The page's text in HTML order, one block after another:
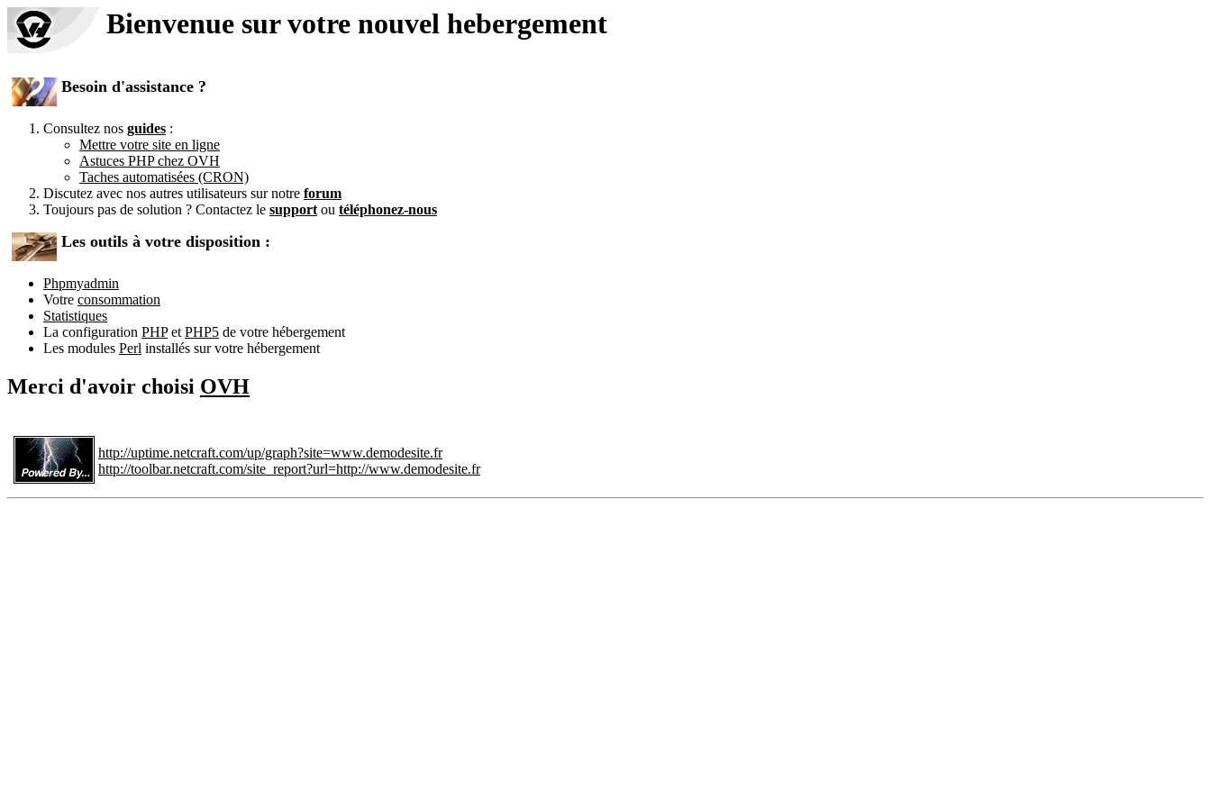
Bienvenue sur votre nouvel hebergement
Besoin d'assistance ?
Consultez nos guides :
Mettre votre site en ligne
Astuces PHP chez OVH
Taches automatisées (CRON)
Discutez avec nos autres utilisateurs sur notre forum
Toujours pas de solution ? Contactez le support ou téléphonez-nous
Les outils à votre disposition :
Phpmyadmin
Votre consommation
Statistiques
La configuration PHPet PHP5 de votre hébergement
Les modules Perl installés sur votre hébergement
Merci d'avoir choisi OVH
http://uptime.netcraft.com/up/graph?site=www.demodesite.fr
http://toolbar.netcraft.com/site_report?url=http://www.demodesite.fr